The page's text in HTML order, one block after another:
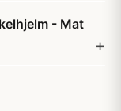
- Mat